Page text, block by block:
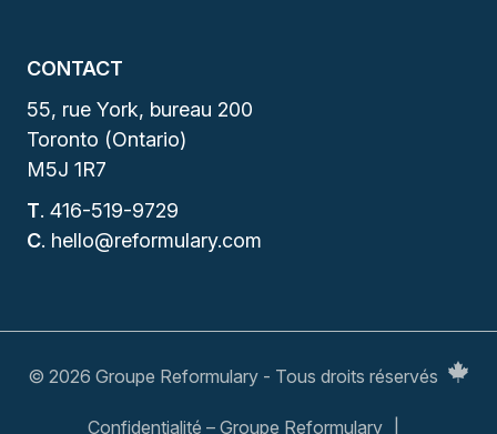
CONTACT
55, rue York, bureau 200
Toronto (Ontario)
M5J 1R7
T. 416-519-9729
C. hello@reformulary.com
© 2026 Groupe Reformulary - Tous droits réservés
Confidentialité – Groupe Reformulary